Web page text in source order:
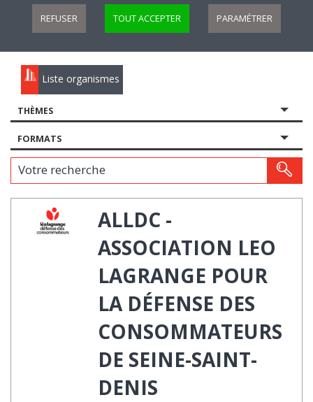
REFUSER TOUT ACCEPTER PARAMÉTRER
Liste organismes
THÈMES
FORMATS
Votre recherche
ALLDC -
ASSOCIATION LEO
LAGRANGE POUR
LA DÉFENSE DES
CONSOMMATEURS
DE SEINE-SAINT-
DENIS